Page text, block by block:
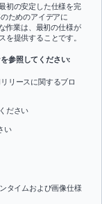
初の安定した仕様を完
ためのアイデアに
作業は、最初の仕様が
提供することです。
参照してください:
リースに関するブロ
ださい
い
タイムおよび画像仕様